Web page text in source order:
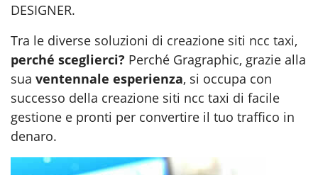
DESIGNER.
Tra le diverse soluzioni di creazione siti ncc taxi,
perché sceglierci? Perché Gragraphic, grazie alla
sua ventennale esperienza, si occupa con
successo della creazione siti ncc taxi di facile
gestione e pronti per convertire il tuo traffico in
denaro.